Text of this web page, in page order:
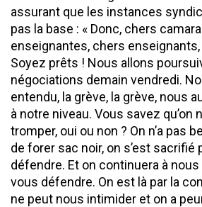
assurant que les instances
pas la base : « Donc, chers
enseignantes, chers
Soyez prêts ! Nous allons
négociations demain vendredi.
entendu, la grève, la grève, nous
à notre niveau. Vous savez qu’on
tromper, oui ou non ? On n’a pas
de forer sac noir, on s’est sacrifié
défendre. Et on continuera à
vous défendre. On est là par la
ne peut nous intimider et on a